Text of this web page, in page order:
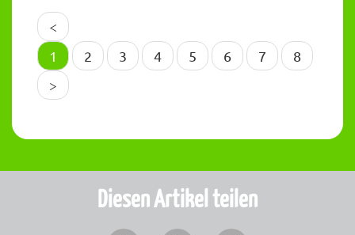
<
1
2 3 4 5 6 7
8
>
Diesen Artikel teilen